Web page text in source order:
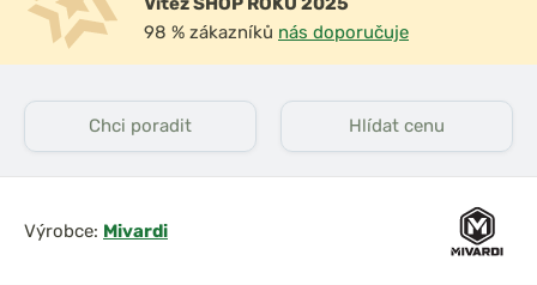
98 % zákazníků nás doporučuje
Chci poradit Hlídat cenu
Výrobce: Mivardi